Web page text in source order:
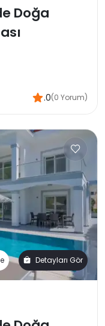
Doğa
.0(0 Yorum)
Detayları Gör